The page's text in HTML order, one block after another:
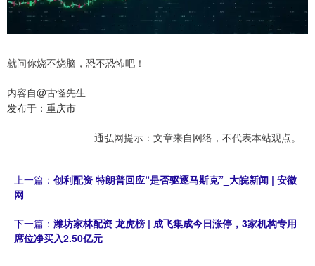
就问你烧不烧脑，恐不恐怖吧！
内容自@古怪先生
发布于：重庆市
通弘网提示：文章来自网络，不代表本站观点。
上一篇： 创利配资 特朗普回应“是否驱逐马斯克”_大皖新闻 | 安徽
网
下一篇： 潍坊家林配资 龙虎榜 | 成飞集成今日涨停，3家机构专用
席位净买入2.50亿元